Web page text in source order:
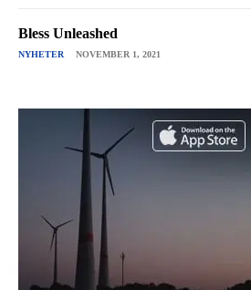
Bless Unleashed
NYHETER NOVEMBER 1, 2021